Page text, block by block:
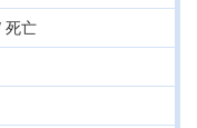
死亡